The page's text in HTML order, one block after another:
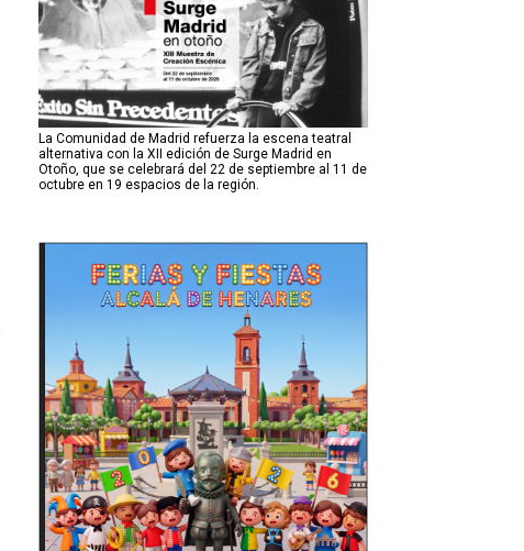
La Comunidad de Madrid refuerza la escena teatral
alternativa con la XII edición de Surge Madrid en
Otoño, que se celebrará del 22 de septiembre al 11 de
octubre en 19 espacios de la región.